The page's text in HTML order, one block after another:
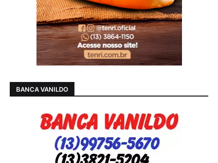
BANCA VANILDO